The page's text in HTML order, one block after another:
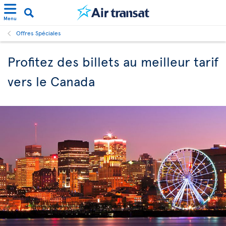
Menu
Offres Spéciales
Profitez des billets au meilleur tarif
vers le Canada